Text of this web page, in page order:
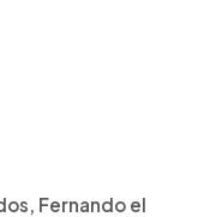
Fernando el